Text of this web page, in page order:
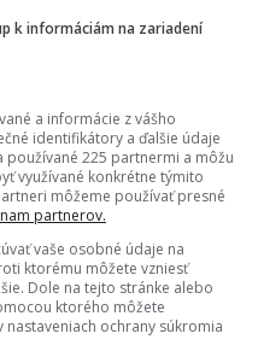
k informáciám na zariadení
a informácie z vášho
identifikátory a ďalšie údaje
používané 225 partnermi a môžu
využívané konkrétne týmito
môžeme používať presné
partnerov.
vaše osobné údaje na
ktorému môžete vzniesť
Dole na tejto stránke alebo
ktorého môžete
ochrany súkromia